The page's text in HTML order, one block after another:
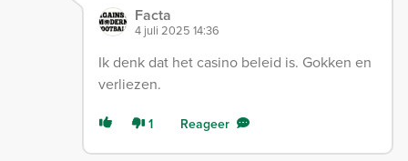
Facta
4 juli 2025 14:36
Ik denk dat het casino beleid is. Gokken en
verliezen.
1 Reageer